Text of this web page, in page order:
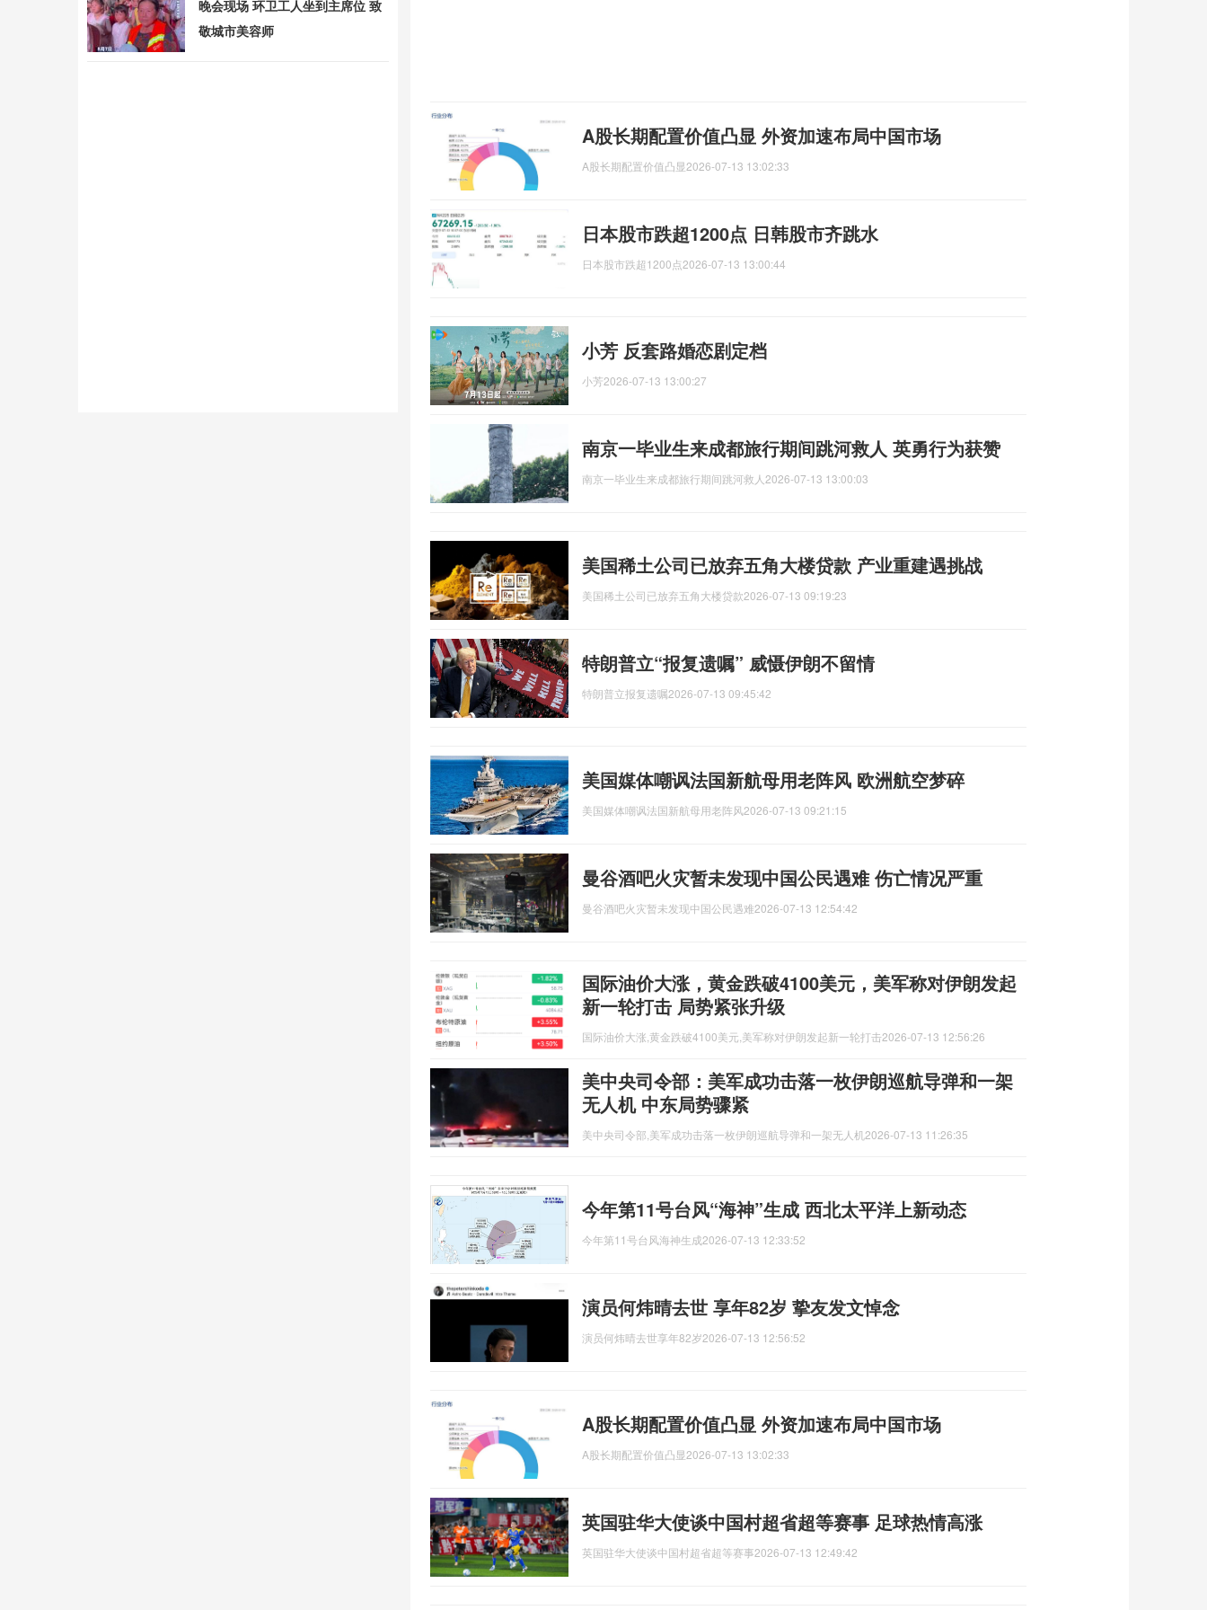
A股长期配置价值凸显 外资加速布局中国市场
A股长期配置价值凸显2026-07-13 13:02:33
日本股市跌超1200点 日韩股市齐跳水
日本股市跌超1200点2026-07-13 13:00:44
小芳 反套路婚恋剧定档
小芳2026-07-13 13:00:27
南京一毕业生来成都旅行期间跳河救人 英勇行为获赞
南京一毕业生来成都旅行期间跳河救人 2026-07-13 13:00:03
美国稀土公司已放弃五角大楼贷款 产业重建遇挑战
美国稀土公司已放弃五角大楼贷款2026-07-13 09:19:23
特朗普立“报复遗嘱” 威慑伊朗不留情
特朗普立报复遗嘱2026-07-13 09:45:42
美国媒体嘲讽法国新航母用老阵风 欧洲航空梦碎
美国媒体嘲讽法国新航母用老阵风2026-07-13 09:21:15
曼谷酒吧火灾暂未发现中国公民遇难 伤亡情况严重
曼谷酒吧火灾暂未发现中国公民遇难2026-07-13 12:54:42
国际油价大涨，黄金跌破4100美元，美军称对伊朗发起
新一轮打击 局势紧张升级
国际油价大涨,黄金跌破4100美元,美军称对伊朗发起新一轮打击2026-07-13 12:56:26
美中央司令部：美军成功击落一枚伊朗巡航导弹和一架
无人机 中东局势骤紧
美中央司令部,美军成功击落一枚伊朗巡航导弹和一架无人机 2026-07-13 11:26:35
今年第11号台风“海神”生成 西北太平洋上新动态
今年第11号台风海神生成2026-07-13 12:33:52
演员何炜晴去世 享年82岁 挚友发文悼念
演员何炜晴去世享年82岁2026-07-13 12:56:52
A股长期配置价值凸显 外资加速布局中国市场
A股长期配置价值凸显2026-07-13 13:02:33
英国驻华大使谈中国村超省超等赛事 足球热情高涨
英国驻华大使谈中国村超省超等赛事2026-07-13 12:49:42
晚会现场 环卫工人坐到主席位 致
敬城市美容师